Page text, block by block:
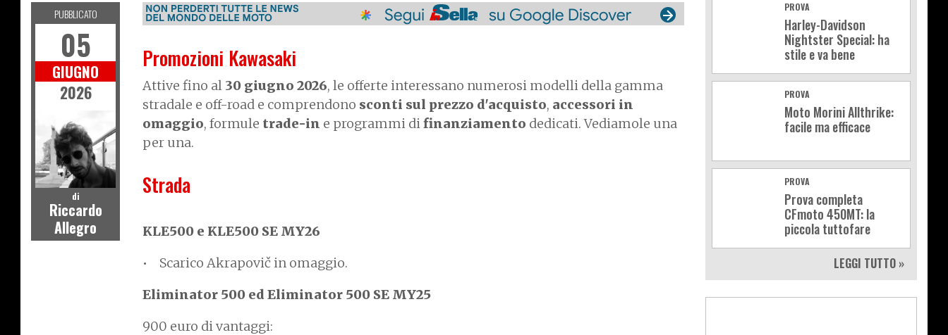
Promozioni Kawasaki
Attive fino al 30 giugno 2026, le offerte interessano numerosi modelli della gamma
stradale e off-road e comprendono sconti sul prezzo d'acquisto, accessori in
omaggio, formule trade-in e programmi difinanziamento dedicati. Vediamole una
per una.
Strada
KLE500 e KLE500 SE MY26
Scarico Akrapovič in omaggio.
Eliminator 500 ed Eliminator 500 SE MY25
900 euro di vantaggi:
PUBBLICATO
05
GIUGNO
2026
di
Riccardo
Allegro
PROVA
Harley-Davidson
Nightster Special: ha
stile e va bene
PROVA
Moto Morini Allthrike:
facile ma efficace
PROVA
Prova completa
CFmoto 450MT: la
piccola tuttofare
LEGGI TUTTO »